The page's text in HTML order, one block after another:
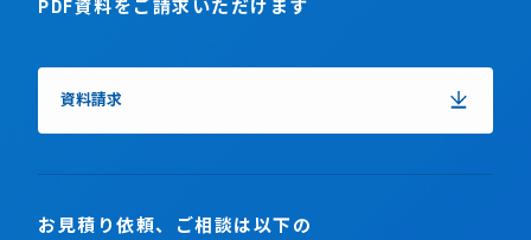
PDF資料をご請求いただけます
資料請求
お見積り依頼、ご相談は以下の